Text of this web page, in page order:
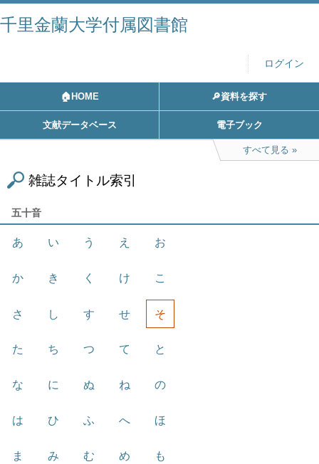
千里金蘭大学付属図書館
ログイン
🏠HOME 🔎資料を探す
文献データベース 電子ブック
すべて見る
雑誌タイトル索引
五十音
あ い う え お
か き く け こ
さ し す せ そ
た ち つ て と
な に ぬ ね の
は ひ ふ へ ほ
ま み む め も